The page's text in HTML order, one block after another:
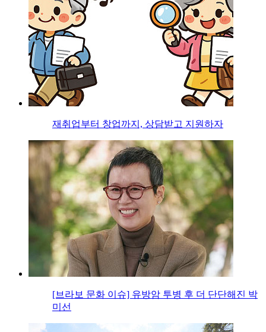
재취업부터 창업까지, 상담받고 지원하자
[브라보 문화 이슈] 유방암 투병 후 더 단단해진 박
미선